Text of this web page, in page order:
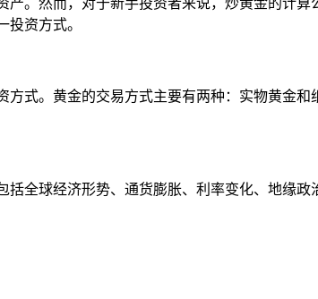
资方式。
式。黄金的交易方式主要有两种：实物黄金
全球经济形势、通货膨胀、利率变化、地缘